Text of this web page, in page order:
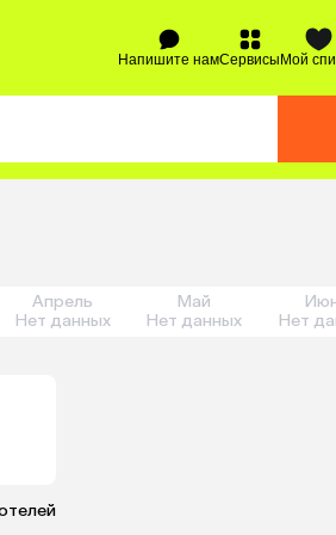
Напишите намСервисыМой
Апрель
Нет данных
Май
Нет данных
Нет